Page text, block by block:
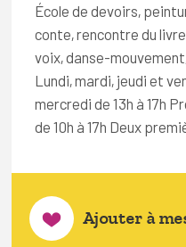
École de devoirs,
conte, rencontre du
voix, danse-
Lundi, mardi, jeudi et
mercredi de 13h à 17h
de 10h à 17h Deux
Ajouter à